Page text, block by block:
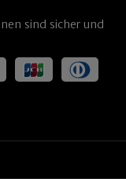
sind sicher und